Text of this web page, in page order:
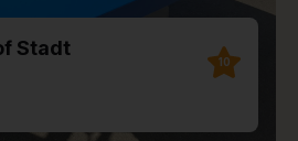
Stadt
10